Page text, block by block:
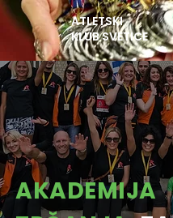
ATLETSKI
KLUB SVETICE
AKADEMIJA